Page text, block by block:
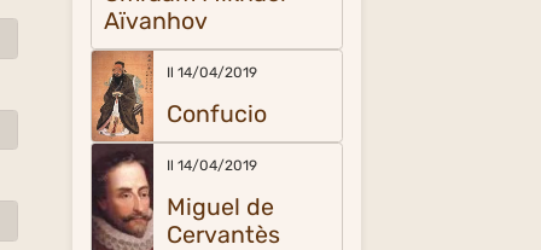
Aïvanhov
Il 14/04/2019
Confucio
Il 14/04/2019
Miguel de
Cervantès